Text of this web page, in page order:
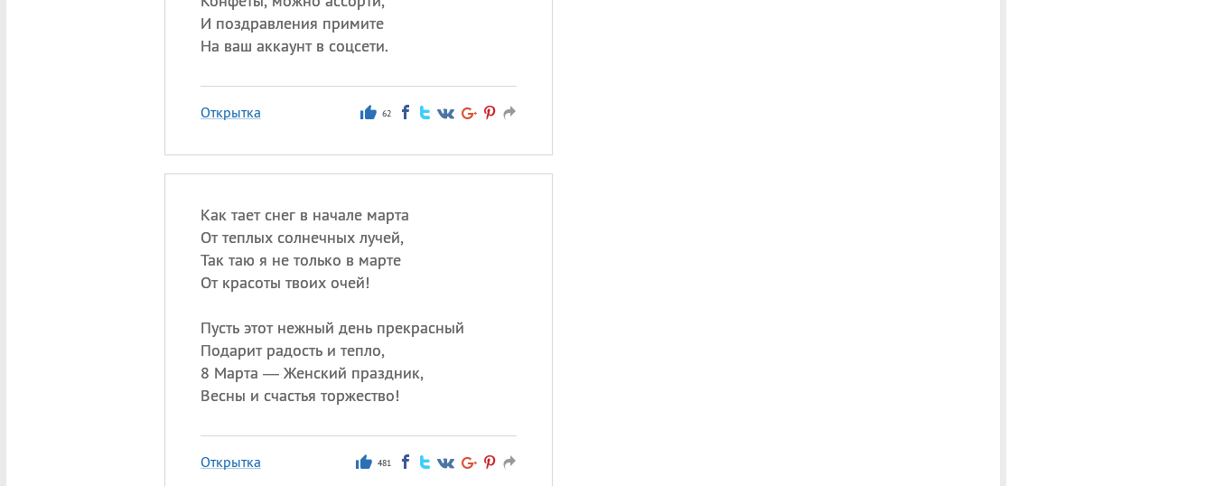
И поздравления примите
На ваш аккаунт в соцсети.
Открытка 62
Как тает снег в начале марта
От теплых солнечных лучей,
Так таю я не только в марте
От красоты твоих очей!
Пусть этот нежный день прекрасный
Подарит радость и тепло,
8 Марта — Женский праздник,
Весны и счастья торжество!
Открытка 481